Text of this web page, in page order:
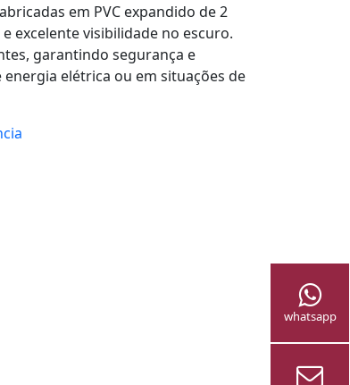
whatsapp
em PVC expandido de 2
excelente visibilidade no escuro.
garantindo segurança e
elétrica ou em situações de